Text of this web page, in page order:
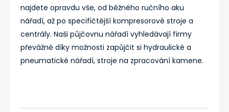
najdete opravdu vše, od běžného ručního aku
nářadí, až po specifičtější kompresorové stroje a
centrály. Naši půjčovnu nářadí vyhledávají firmy
převážně díky možnosti zapůjčit si hydraulické a
pneumatické nářadí, stroje na zpracování kamene.